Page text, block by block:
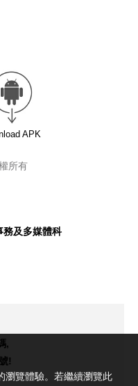
APK
所有
務及多媒體科
,
!
瀏覽體驗。若繼續瀏覽此